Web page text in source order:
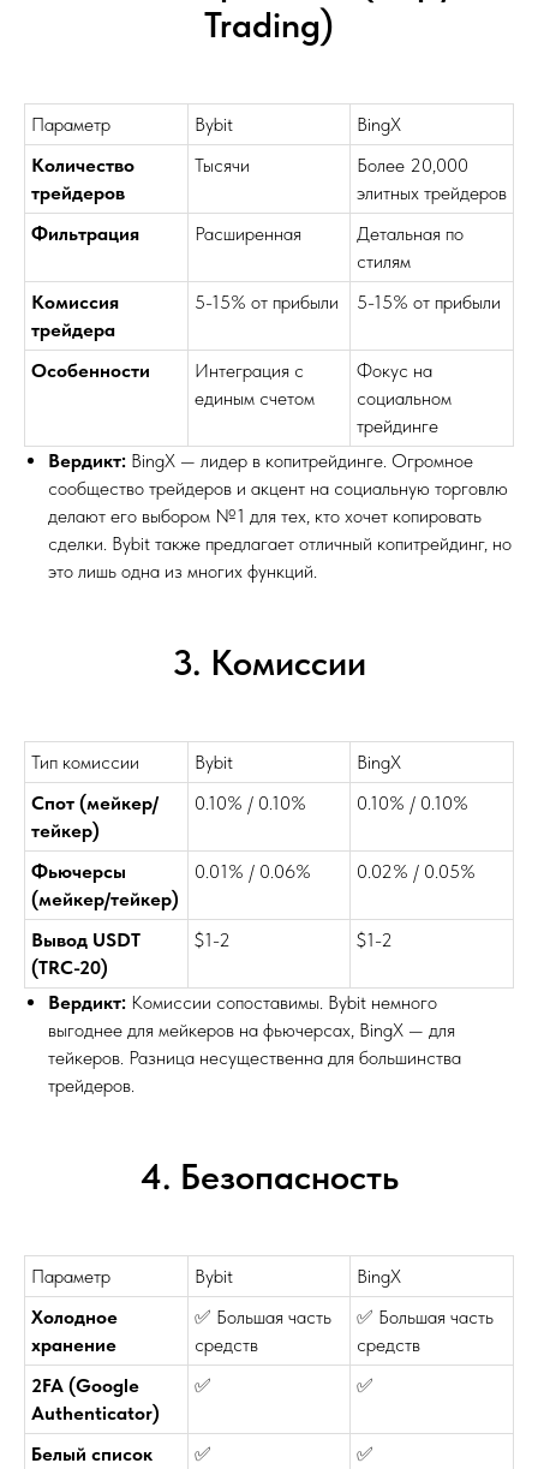
Trading)
Параметр Bybit
BingX
Количество
трейдеров
Тысячи
Более 20,000
элитных трейдеров
Фильтрация
Расширенная
Детальная по
стилям
Комиссия
трейдера
5-15% от прибыли 5-15% от прибыли
Особенности
Интеграция с
единым счетом
Фокус на
социальном
трейдинге
Вердикт: BingX — лидер в копитрейдинге. Огромное
сообщество трейдеров и акцент на социальную торговлю
делают его выбором №1 для тех, кто хочет копировать
сделки. Bybit также предлагает отличный копитрейдинг, но
это лишь одна из многих функций.
3. Комиссии
Тип комиссии Bybit
BingX
Спот (мейкер/
тейкер)
0.10% / 0.10% 0.10% / 0.10%
Фьючерсы
(мейкер/тейкер)
0.01% / 0.06% 0.02% / 0.05%
Вывод USDT
(TRC-20)
$1-2 $1-2
Вердикт: Комиссии сопоставимы. Bybit немного
выгоднее для мейкеров на фьючерсах, BingX — для
тейкеров. Разница несущественна для большинства
трейдеров.
4. Безопасность
Параметр Bybit
BingX
Холодное
хранение
✅ Большая часть
средств
✅ Большая часть
средств
2FA (Google
Authenticator)
✅ ✅
Белый список
✅ ✅